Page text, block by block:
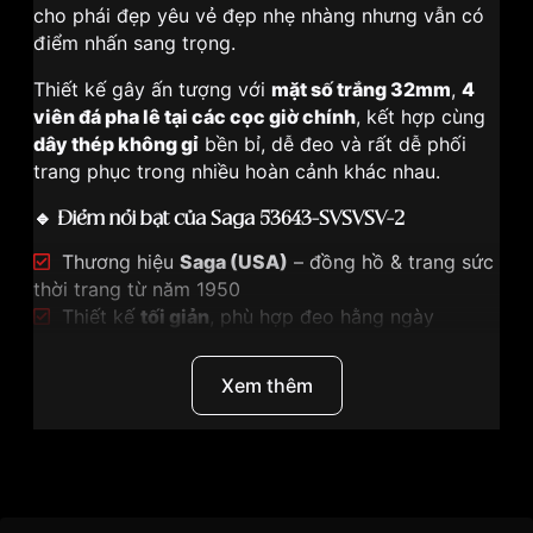
cho phái đẹp yêu vẻ đẹp nhẹ nhàng nhưng vẫn có
điểm nhấn sang trọng.
Thiết kế gây ấn tượng với mặt số trắng 32mm, 4
viên đá pha lê tại các cọc giờ chính, kết hợp cùng
dây thép không gỉ bền bỉ, dễ đeo và rất dễ phối
trang phục trong nhiều hoàn cảnh khác nhau.
🔹 Điểm nổi bật của Saga 53643-SVSVSV-2
Thương hiệu Saga (USA) – đồng hồ & trang sức
thời trang từ năm 1950
Thiết kế tối giản, phù hợp đeo hằng ngày
4 viên đá pha lê
tại vị trí 12 – 3 – 6 – 9 tạo điểm
Xem thêm